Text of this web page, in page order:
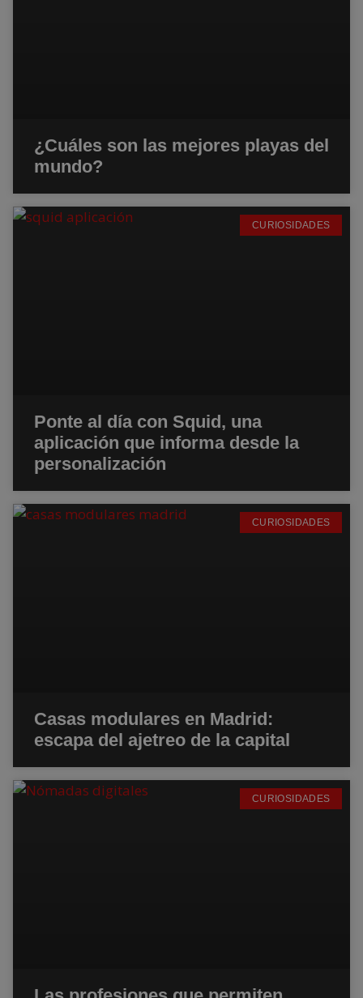
¿Cuáles son las mejores playas del
mundo?
CURIOSIDADES
Ponte al día con Squid, una
aplicación que informa desde la
personalización
CURIOSIDADES
Casas modulares en Madrid:
escapa del ajetreo de la capital
CURIOSIDADES